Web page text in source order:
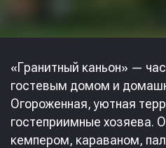
«Гранитный каньон» —
гостевым домом и
Огороженная, уютная
гостеприимные хозяева.
кемпером, караваном,